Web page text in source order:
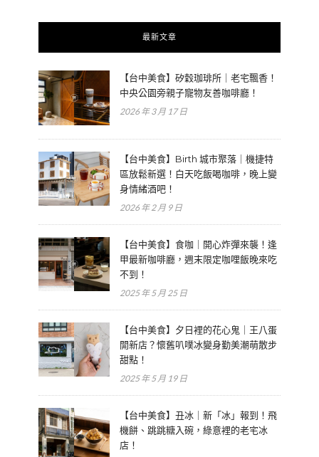
最新文章
【台中美食】矽穀珈琲所｜老宅飄香！
中央公園旁親子寵物友善咖啡廳！
2026 年 3 月 17 日
【台中美食】Birth 城市聚落｜機捷特
區放鬆新選！白天吃飯喝咖啡，晚上變
身情緒酒吧！
2026 年 2 月 9 日
【台中美食】食咖｜開心炸彈來襲！逢
甲最新咖啡廳，週末限定咖哩飯晚來吃
不到！
2025 年 5 月 25 日
【台中美食】夕日裡的花心鬼｜王八蛋
開新店？懷舊叭噗冰變身勤美潮萌散步
甜點！
2025 年 5 月 19 日
【台中美食】丑冰｜新「冰」報到！飛
機餅、跳跳糖入碗，綠意裡的老宅冰
店！